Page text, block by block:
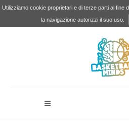
Utilizziamo cookie proprietari e di terze parti al fine
la navigazione autorizzi il suo uso.